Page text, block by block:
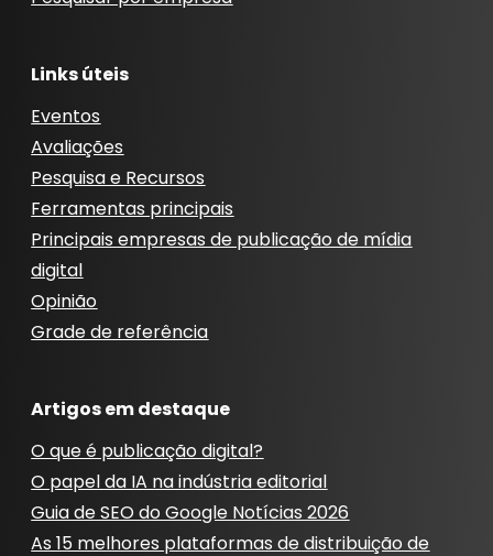
Links úteis
Eventos
Avaliações
Pesquisa e Recursos
Ferramentas principais
Principais empresas de publicação de mídia
digital
Opinião
Grade de referência
Artigos em destaque
O que é publicação digital?
O papel da IA ​​na indústria editorial
Guia de SEO do Google Notícias 2026
As 15 melhores plataformas de distribuição de